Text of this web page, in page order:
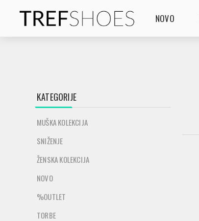
NOVO
KATEGORIJE
MUŠKA KOLEKCIJA
SNIŽENJE
ŽENSKA KOLEKCIJA
NOVO
%OUTLET
TORBE